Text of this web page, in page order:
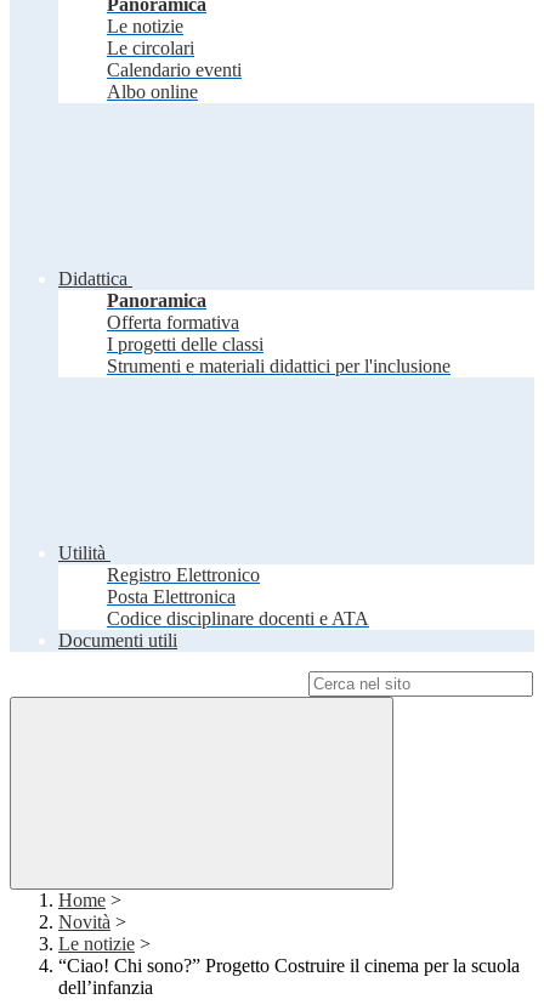
Panoramica
Le notizie
Le circolari
Calendario eventi
Albo online
Didattica
Panoramica
Offerta formativa
I progetti delle classi
Strumenti e materiali didattici per l'inclusione
Utilità
Registro Elettronico
Posta Elettronica
Codice disciplinare docenti e ATA
Documenti utili
Home >
Novità >
Le notizie >
“Ciao! Chi sono?” Progetto Costruire il cinema per la scuola
dell’infanzia